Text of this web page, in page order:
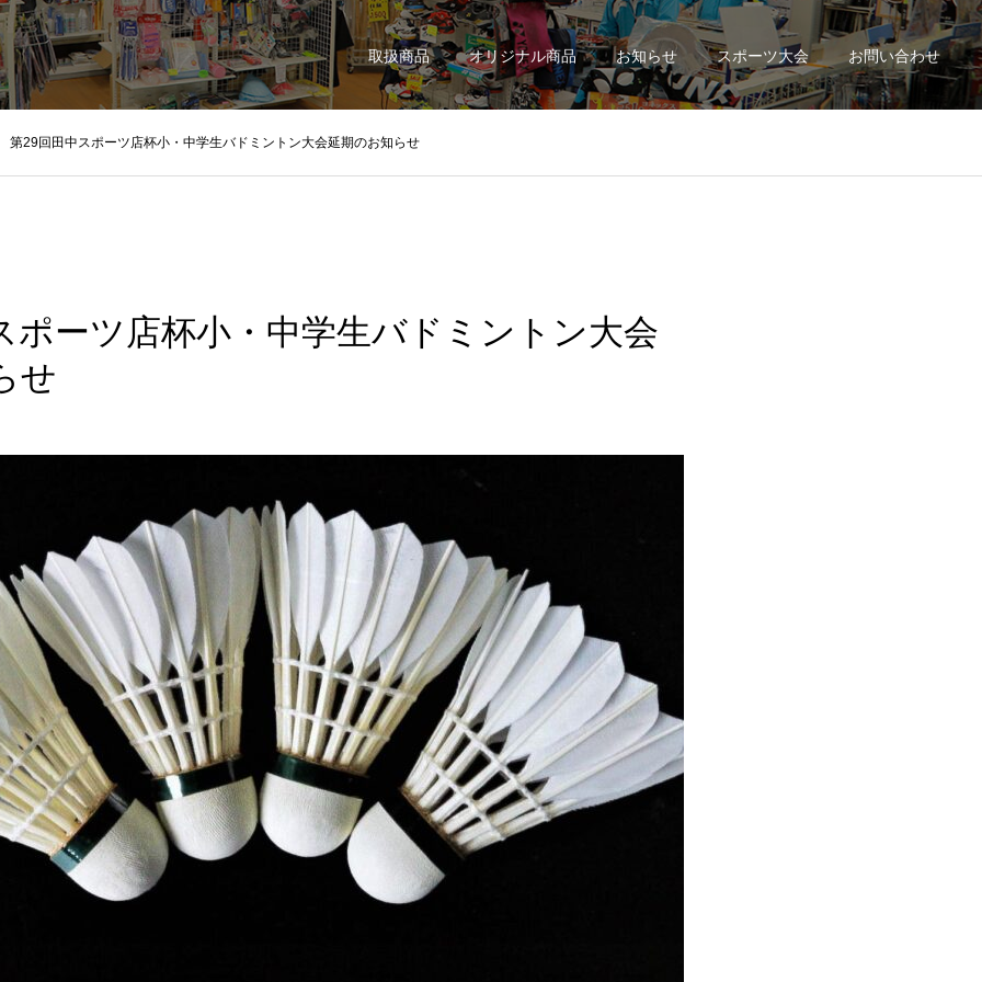
取扱商品 オリジナル商品 お知らせ スポーツ大会 お問い合わせ
第29回田中スポーツ店杯小・中学生バドミントン大会延期のお知らせ
ポーツ店杯小・中学生バドミントン大会
せ